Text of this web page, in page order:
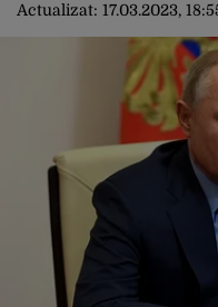
Actualizat: 17.03.2023,